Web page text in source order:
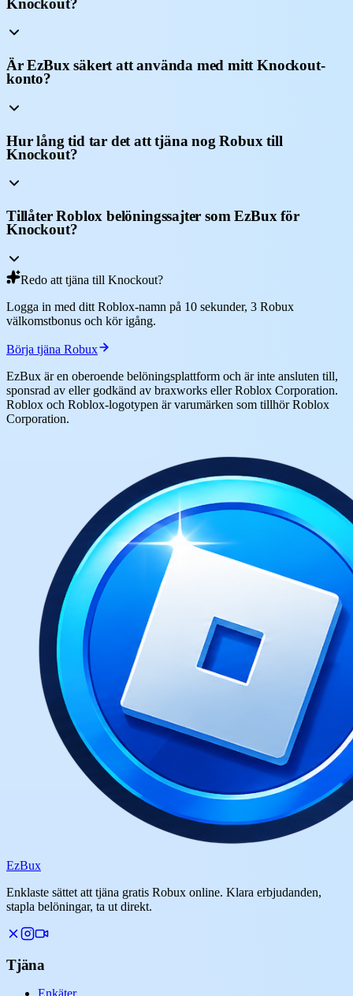
Är EzBux säkert att använda med mitt Knockout-
konto?
Hur lång tid tar det att tjäna nog Robux till
Knockout?
Tillåter Roblox belöningssajter som EzBux för
Knockout?
Redo att tjäna till Knockout?
Logga in med ditt Roblox-namn på 10 sekunder, 3 Robux
välkomstbonus och kör igång.
Börja tjäna Robux
EzBux är en oberoende belöningsplattform och är inte ansluten till,
sponsrad av eller godkänd av braxworks eller Roblox Corporation.
Roblox och Roblox-logotypen är varumärken som tillhör Roblox
Corporation.
EzBux
Enklaste sättet att tjäna gratis Robux online. Klara erbjudanden,
stapla belöningar, ta ut direkt.
Tjäna
Enkäter